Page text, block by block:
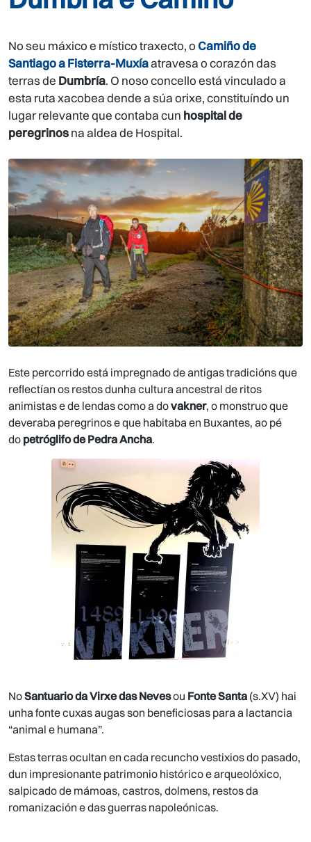
No seu máxico e místico traxecto, oCamiño de
Santiago a Fisterra-Muxíaatravesa o corazón das
terras de Dumbría. O noso concello está vinculado a
esta ruta xacobea dende a súa orixe, constituíndo un
lugar relevante que contaba cun hospital de
peregrinosna aldea de Hospital.
Este percorrido está impregnado de antigas tradicións que
reflectían os restos dunha cultura ancestral de ritos
animistas e de lendas como a dovakner, o monstruo que
deveraba peregrinos e que habitaba en Buxantes, ao pé
do petróglifo de Pedra Ancha.
NoSantuario da Virxe das Nevesou Fonte Santa (s.XV) hai
unha fonte cuxas augas son beneficiosas para a lactancia
“animal e humana”.
Estas terras ocultan en cada recuncho vestixios do pasado,
dun impresionante patrimonio histórico e arqueolóxico,
salpicado de mámoas, castros, dolmens, restos da
romanización e das guerras napoleónicas.